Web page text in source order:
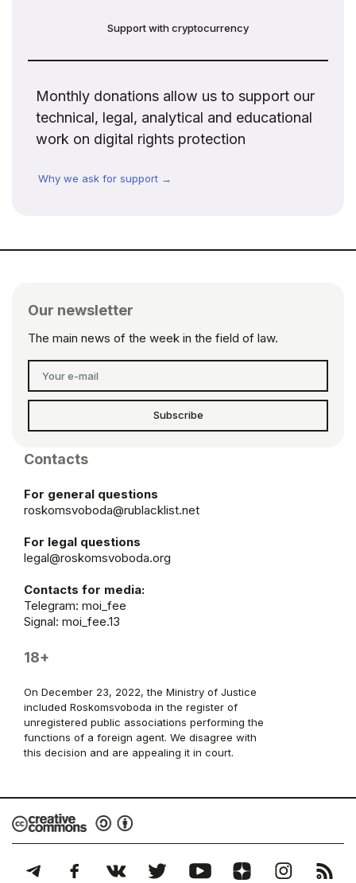
Support with cryptocurrency
Monthly donations allow us to support our
technical, legal, analytical and educational
work on digital rights protection
Why we ask for support →
Our newsletter
The main news of the week in the field of law.
Subscribe
Contacts
For general questions
roskomsvoboda@rublacklist.net
For legal questions
legal@roskomsvoboda.org
Contacts for media:
Telegram: moi_fee
Signal: moi_fee.13
18+
On December 23, 2022, the Ministry of Justice
included Roskomsvoboda in the register of
unregistered public associations performing the
functions of a foreign agent. We disagree with
this decision and are appealing it in court.